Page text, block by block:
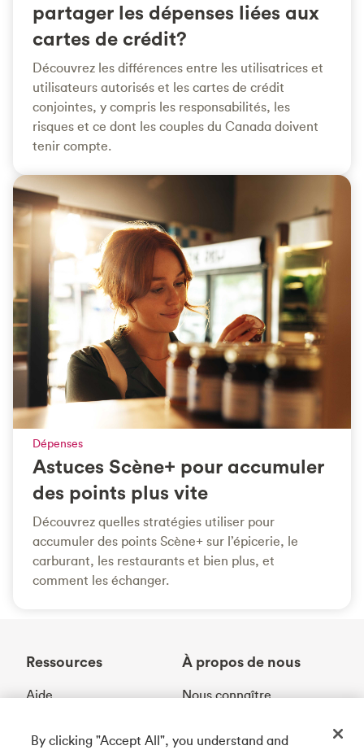
partager les dépenses liées aux
cartes de crédit?
Découvrez les différences entre les utilisatrices et
utilisateurs autorisés et les cartes de crédit
conjointes, y compris les responsabilités, les
risques et ce dont les couples du Canada doivent
tenir compte.
Dépenses
Astuces Scène+ pour accumuler
des points plus vite
Découvrez quelles stratégies utiliser pour
accumuler des points Scène+ sur l’épicerie, le
carburant, les restaurants et bien plus, et
comment les échanger.
Ressources
Aide
Contactez-nous
À propos de nous
Nous connaître
Partenariats
By clicking "Accept All", you understand and